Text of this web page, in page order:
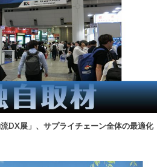
DX展」、サプライチェーン全体の最適化